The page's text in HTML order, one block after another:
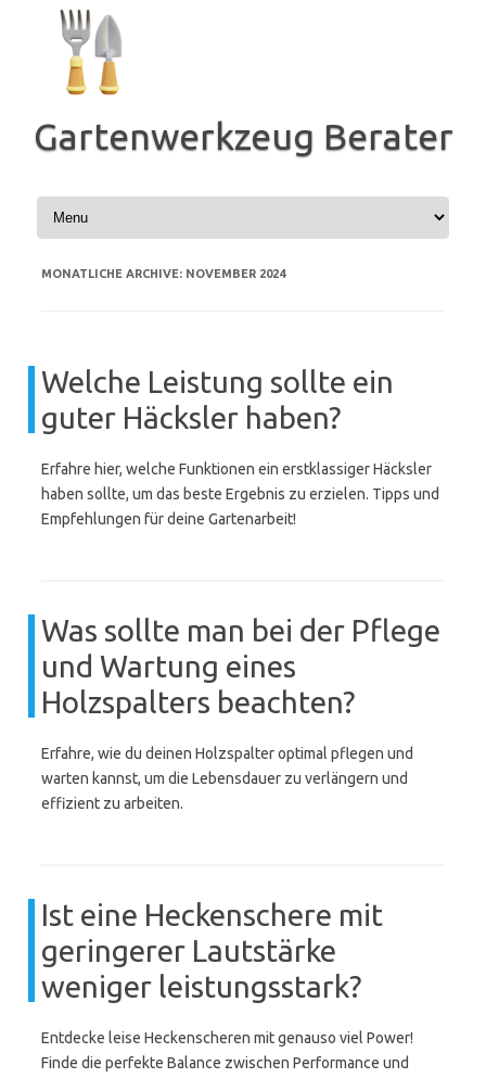
Inhalt
springen
Gartenwerkzeug Berater
MONATLICHE ARCHIVE: NOVEMBER 2024
Welche Leistung sollte ein
guter Häcksler haben?
Erfahre hier, welche Funktionen ein erstklassiger Häcksler
haben sollte, um das beste Ergebnis zu erzielen. Tipps und
Empfehlungen für deine Gartenarbeit!
Was sollte man bei der Pflege
und Wartung eines
Holzspalters beachten?
Erfahre, wie du deinen Holzspalter optimal pflegen und
warten kannst, um die Lebensdauer zu verlängern und
effizient zu arbeiten.
Ist eine Heckenschere mit
geringerer Lautstärke
weniger leistungsstark?
Entdecke leise Heckenscheren mit genauso viel Power!
Finde die perfekte Balance zwischen Performance und